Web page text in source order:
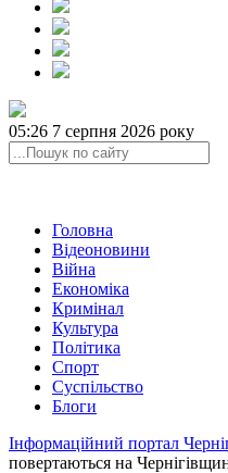
05:26 7 серпня 2026 року
Головна
Відеоновини
Війна
Економіка
Кримінал
Культура
Політика
Спорт
Суспільство
Блоги
Інформаційний портал
повертаються на